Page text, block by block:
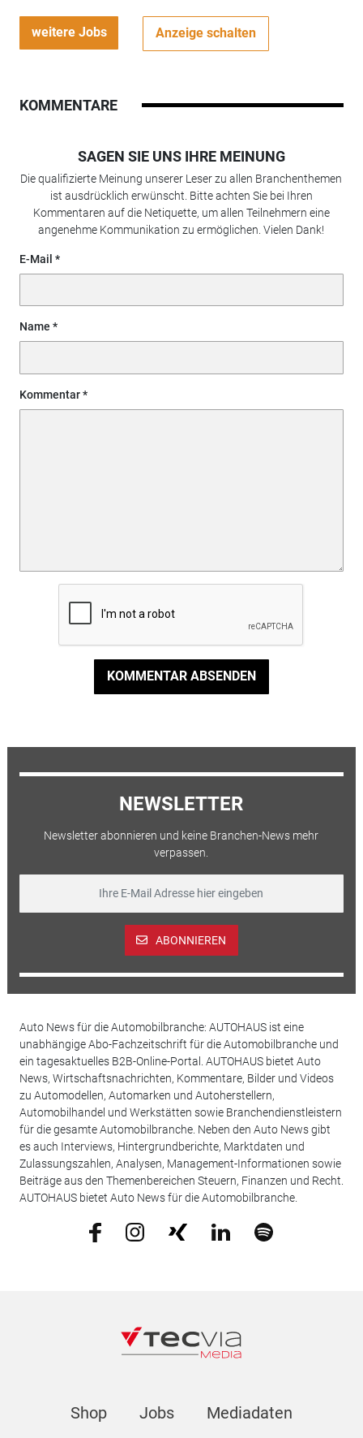
weitere Jobs Anzeige schalten
KOMMENTARE
SAGEN SIE UNS IHRE MEINUNG
Die qualifizierte Meinung unserer Leser zu allen Branchenthemen
ist ausdrücklich erwünscht. Bitte achten Sie bei Ihren
Kommentaren auf die Netiquette, um allen Teilnehmern eine
angenehme Kommunikation zu ermöglichen. Vielen Dank!
E-Mail
Name
Kommentar
KOMMENTAR ABSENDEN
NEWSLETTER
Newsletter abonnieren und keine Branchen-News mehr
verpassen.
ABONNIEREN
Auto News für die Automobilbranche: AUTOHAUS ist eine
unabhängige Abo-Fachzeitschrift für die Automobilbranche und
ein tagesaktuelles B2B-Online-Portal. AUTOHAUS bietet Auto
News, Wirtschaftsnachrichten, Kommentare, Bilder und Videos
zu Automodellen, Automarken und Autoherstellern,
Automobilhandel und Werkstätten sowie Branchendienstleistern
für die gesamte Automobilbranche. Neben den Auto News gibt
es auch Interviews, Hintergrundberichte, Marktdaten und
Zulassungszahlen, Analysen, Management-Informationen sowie
Beiträge aus den Themenbereichen Steuern, Finanzen und Recht.
AUTOHAUS bietet Auto News für die Automobilbranche.
Shop Jobs Mediadaten